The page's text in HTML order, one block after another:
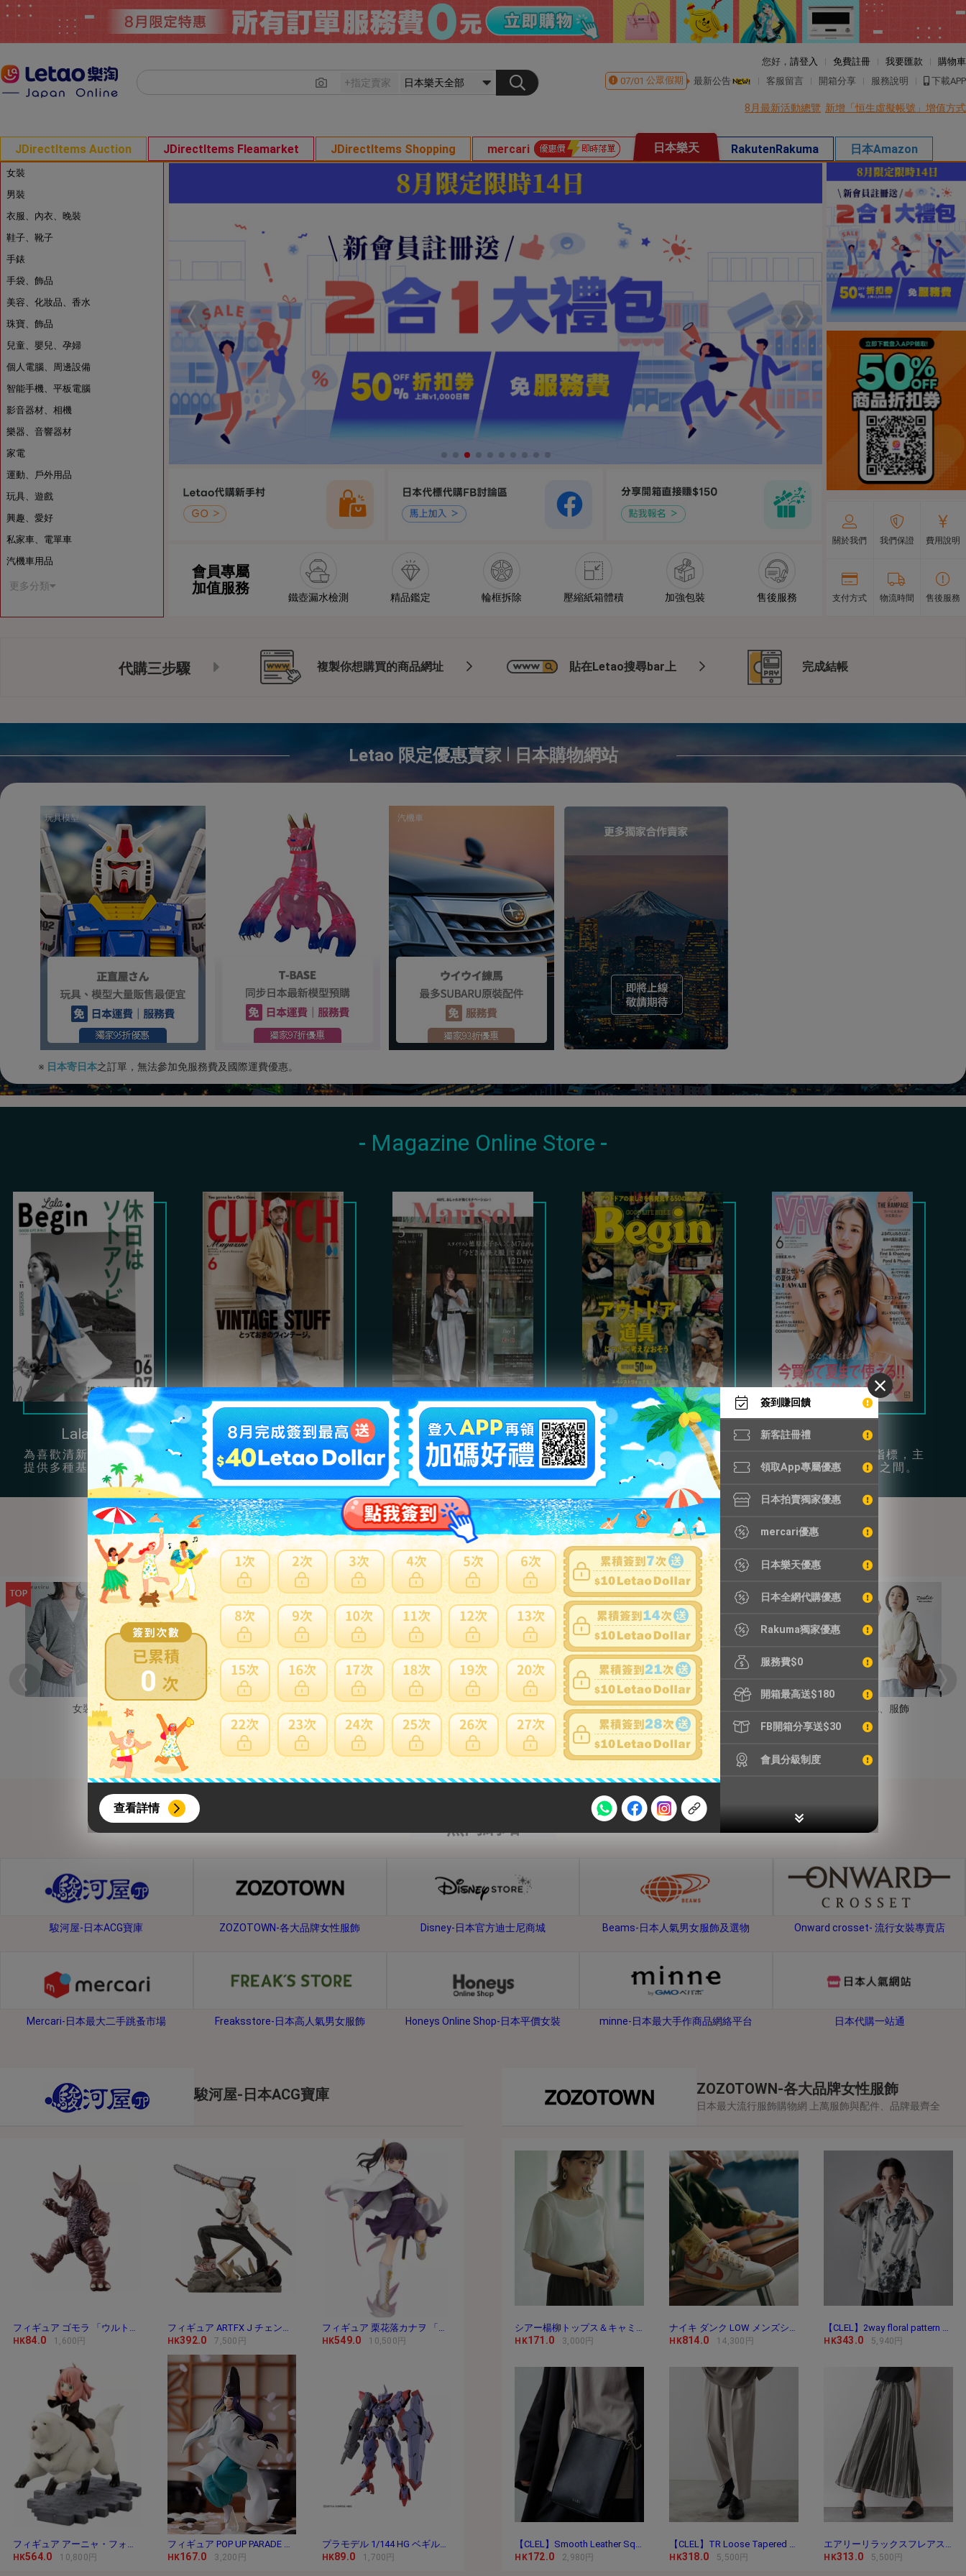
0
活動期間：
本月每完成簽到7次，系統會即時發放「$10 Letao Dollar」至會員帳戶中。
會員需完成手機認證才可參加本活動，若要參加APP加碼活動，可掃瞄QRcode下載APP。
與商品金額。
Letao Dollar不可用於購買商品為「門票、優惠券、住宿券、禮券、儲值卡……等等」、48小時外付款、
Letao 保有所有變更、修改或提前終止之權利，如有變更恕不另行通知，將以官網公告為準。
查看詳情
簽到賺回饋
新客註冊禮
領取App專屬優惠
日本拍賣獨家優惠
mercari優惠
日本樂天優惠
日本全網代購優惠
Rakuma獨家優惠
服務費$0
開箱最高送$180
FB開箱分享送$30
會員分級制度
您好， 請登入 免費註冊 我要匯款
購物車
07/01 公眾假期 最新公告 客服留言 開箱分享 服務說明 下載APP
8月最新活動總覽 新增「恒生虛擬帳號」增值方式
JDirectItems Auction JDirectItems Fleamarket JDirectItems Shopping mercari 日本樂天 RakutenRakuma 日本Amazon
女裝
男裝
衣服、內衣、晚裝
鞋子、靴子
手錶
手袋、飾品
美容、化妝品、香水
珠寶、飾品
兒童、嬰兒、孕婦
個人電腦、周邊設備
智能手機、平板電腦
影音器材、相機
樂器、音響器材
家電
運動、戶外用品
玩具、遊戲
興趣、愛好
私家車、電單車
汽機車用品
更多分類
會員專屬
加值服務
鐵壺漏水檢測 精品鑑定 輪框拆除 壓縮紙箱體積 加強包裝 售後服務
關於我們 我們保證 費用說明
支付方式 物流時間 售後服務
代購三步驟 複製你想購買的商品網址 貼在Letao搜尋bar上 完成結帳
Letao 限定優惠賣家|日本購物網站
玩具模型 汽機車
※ 日本寄日本之訂單，無法參加免服務費及國際運費優惠。
Magazine Online Store
Lala Begin
為喜歡清新簡約風的女孩
提供多種基本單品穿搭。
Clutch
提供很多充滿男性魅力的
復古服飾配件。
Marisol
氣質高雅都會風格，及職
場服裝、日常休閒穿搭。
Begin
以經典時尚和日常休閒為
主，提供豐富穿搭參考。
Vivi
年輕女性的流行指標，主
打可愛和成熟風之間。
熱門商品
女裝
男裝
內衣、睡衣 鞋子、靴子 手錶 包包、服飾
熱門網站
駿河屋-日本ACG寶庫 ZOZOTOWN-各大品牌女性服飾 Disney-日本官方迪士尼商城 Beams-日本人氣男女服飾及選物 Onward crosset- 流行女裝專賣店
Mercari-日本最大二手跳蚤市場 Freaksstore-日本高人氣男女服飾 Honeys Online Shop-日本平價女裝 minne-日本最大手作商品網絡平台 日本代購一站通
駿河屋-日本ACG寶庫
HK84.0 1,600円 HK392.0 7,500円 HK549.0 10,500円
HK564.0 10,800円 HK167.0 3,200円
プラモデル 1/144 HG ベギルペンデ 「機動戦士ガ
HK89.0 1,700円
ZOZOTOWN-各大品牌女性服飾
日本最大流行服飾購物網 上萬服飾與配件、品牌最齊全
HK171.0 3,000円 HK814.0 14,300円 HK343.0 5,940円
HK172.0 2,980円 HK318.0 5,500円 HK313.0 5,500円